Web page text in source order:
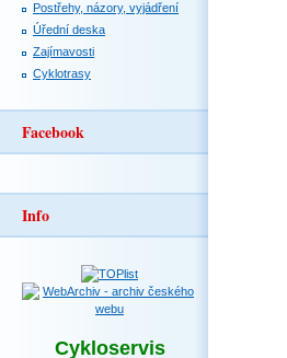
Postřehy, názory, vyjádření
Úřední deska
Zajímavosti
Cyklotrasy
Facebook
Info
Cykloservis